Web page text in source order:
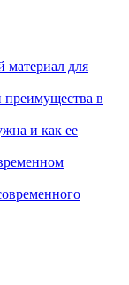
материал для
в
и как ее